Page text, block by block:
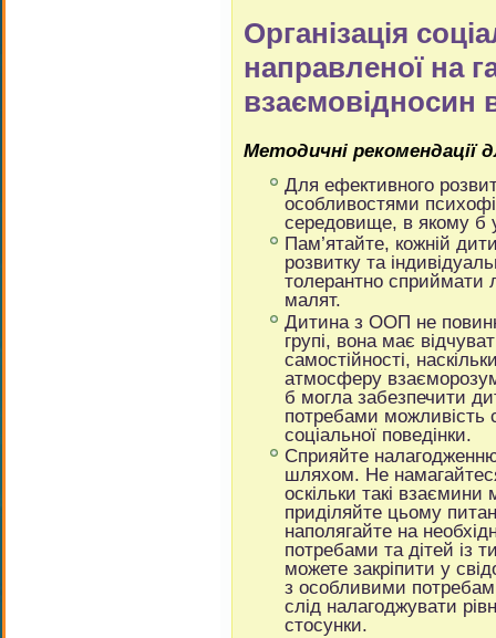
Організація
направленої на
взаємовідносин
Методичні рекомендації
Для ефективного
особливостями
середовище, в якому б
Пам’ятайте, кожній
розвитку та
толерантно сприймати
малят.
Дитина з ООП не
групі, вона має
самостійності,
атмосферу
б могла забезпечити
потребами можливість
соціальної поведінки.
Сприяйте
шляхом. Не
оскільки такі
приділяйте цьому
наполягайте на
потребами та дітей із
можете закріпити у
з особливими
слід налагоджувати
стосунки.